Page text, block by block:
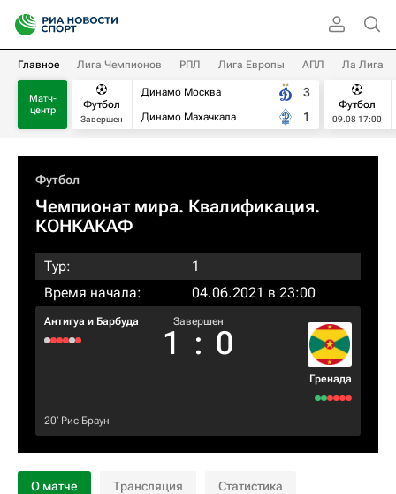
Главное Лига Чемпионов РПЛ Лига Европы АПЛ Ла Лига
Матч-
центр
Футбол
Завершен
Динамо Москва
Динамо Махачкала
3
1
Футбол
09.08 17:00
Футбол
Чемпионат мира. Квалификация.
КОНКАКАФ
Тур:
1
Время начала:
04.06.2021 в 23:00
Антигуа и Барбуда Завершен
1 : 0
Гренада
20‎’‎ Рис Браун
О матче Трансляция Статистика